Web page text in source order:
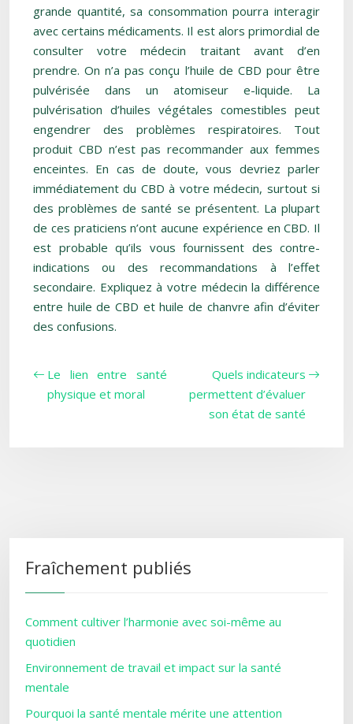
grande quantité, sa consommation pourra interagir
avec certains médicaments. Il est alors primordial de
consulter votre médecin traitant avant d’en
prendre. On n’a pas conçu l’huile de CBD pour être
pulvérisée dans un atomiseur e-liquide. La
pulvérisation d’huiles végétales comestibles peut
engendrer des problèmes respiratoires. Tout
produit CBD n’est pas recommander aux femmes
enceintes. En cas de doute, vous devriez parler
immédiatement du CBD à votre médecin, surtout si
des problèmes de santé se présentent. La plupart
de ces praticiens n’ont aucune expérience en CBD. Il
est probable qu’ils vous fournissent des contre-
indications ou des recommandations à l’effet
secondaire. Expliquez à votre médecin la différence
entre huile de CBD et huile de chanvre afin d’éviter
des confusions.
Le lien entre santé
physique et moral
Quels indicateurs
permettent d’évaluer
son état de santé
Fraîchement publiés
Comment cultiver l’harmonie avec soi-même au
quotidien
Environnement de travail et impact sur la santé
mentale
Pourquoi la santé mentale mérite une attention